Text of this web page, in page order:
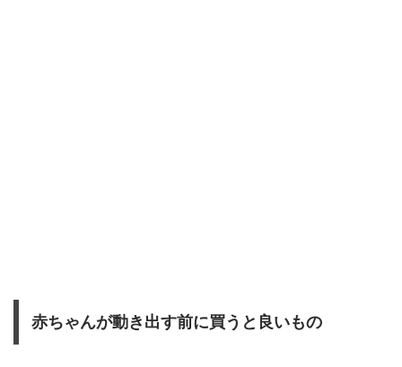
赤ちゃんが動き出す前に買うと良いもの